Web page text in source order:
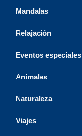
Mandalas
Relajación
Eventos especiales
Animales
Naturaleza
Viajes